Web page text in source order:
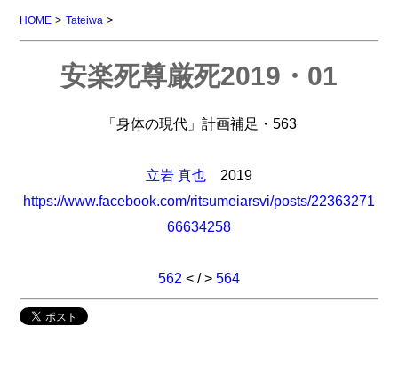
HOME >Tateiwa >
安楽死尊厳死2019・01
「身体の現代」計画補足・563
立岩 真也 2019
https://www.facebook.com/ritsumeiarsvi/posts/22363271
66634258
562 < / > 564